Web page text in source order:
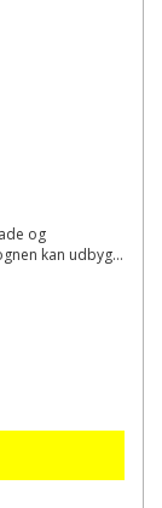
og
kan udbyg...